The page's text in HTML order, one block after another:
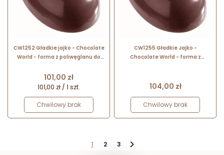
CW1252 Gładkie jajko - Chocolate
World - forma z poliwęglanu do
poj. 83 g
Cena
101,00 zł
101,00 zł / 1 szt.
Chwilowy brak
CW1255 Gładkie Jajko -
Chocolate World - forma z
mm
Cena
104,00 zł
Chwilowy brak
1 2 3 